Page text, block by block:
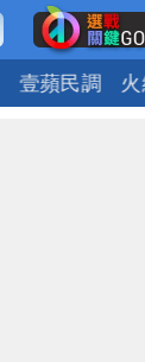
壹蘋民調